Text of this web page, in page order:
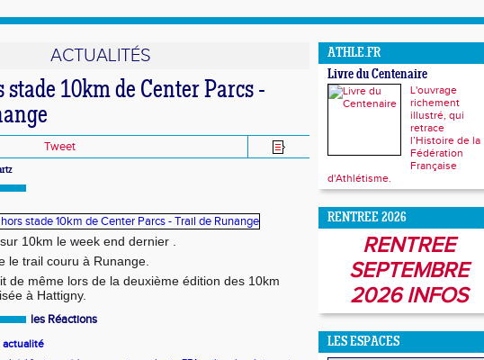
ACTUALITÉS
stade 10km de Center Parcs -
Tweet
10km le week end dernier .
le trail couru à Runange.
de même lors de la deuxième édition des 10km
à Hattigny.
les Réactions
actualité
ATHLE.FR
Livre du Centenaire
L'ouvrage
richement
illustré, qui
retrace
l’Histoire de la
Fédération
Française
d'Athlétisme.
RENTREE 2026
RENTREE
SEPTEMBRE
2026 INFOS
LES ESPACES